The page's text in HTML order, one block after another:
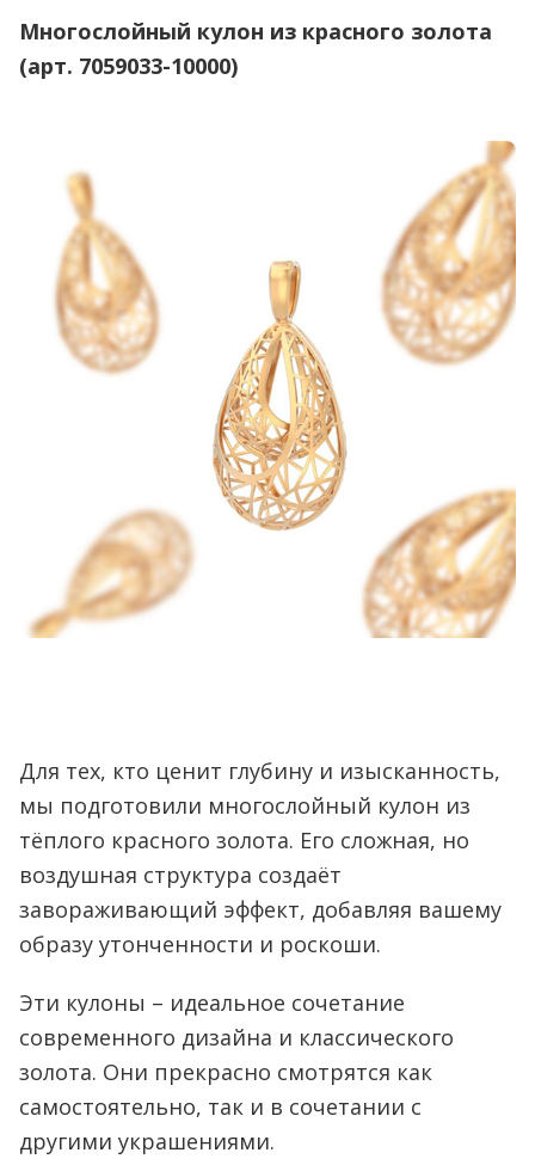
Многослойный кулон из красного золота
(арт. 7059033-10000)
Для тех, кто ценит глубину и изысканность,
мы подготовили многослойный кулон из
тёплого красного золота. Его сложная, но
воздушная структура создаёт
завораживающий эффект, добавляя вашему
образу утонченности и роскоши.
Эти кулоны – идеальное сочетание
современного дизайна и классического
золота. Они прекрасно смотрятся как
самостоятельно, так и в сочетании с
другими украшениями.